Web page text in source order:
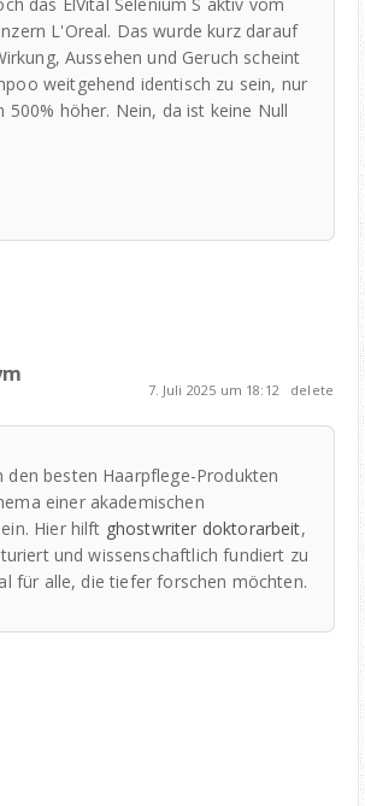
L'Oreal. Das wurde kurz darauf
Aussehen und Geruch scheint
weitgehend identisch zu sein, nur
500% höher. Nein, da ist keine Null
7. Juli 2025 um 18:12 delete
den besten Haarpflege-Produkten
einer akademischen
Hier hilft ghostwriter doktorarbeit,
und wissenschaftlich fundiert zu
für alle, die tiefer forschen möchten.